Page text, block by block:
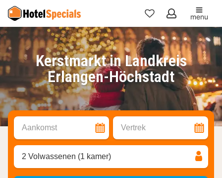
Mijn
favorieten
menu
Kerstmarkt in Landkreis
Erlangen-Höchstadt
Aankomst Vertrek
2 Volwassenen (1 kamer)